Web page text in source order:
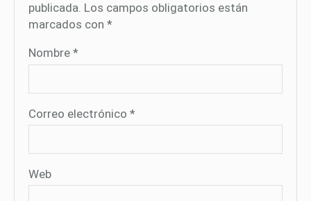
publicada. Los campos obligatorios están
marcados con *
Nombre *
Correo electrónico *
Web